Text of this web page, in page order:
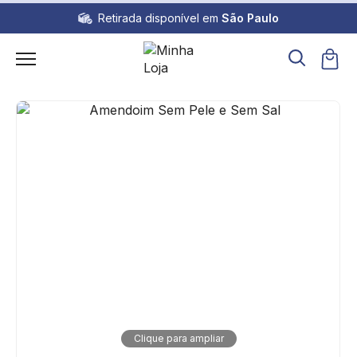
Retirada disponível em São Paulo
Clique para ampliar